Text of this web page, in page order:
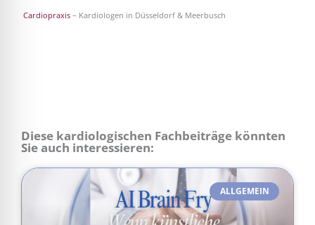
Cardiopraxis – Kardiologen in Düsseldorf & Meerbusch
Diese kardiologischen Fachbeiträge könnten
Sie auch interessieren:
ALLGEMEIN